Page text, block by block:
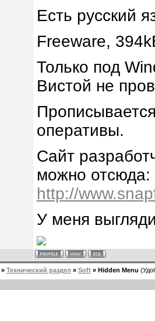
Есть русский
Freeware,
Только под
Вистой не
оперативы.
Сайт
можно отсюда:
http://
У меня
» Технический раздел » Soft » Hidden Menu